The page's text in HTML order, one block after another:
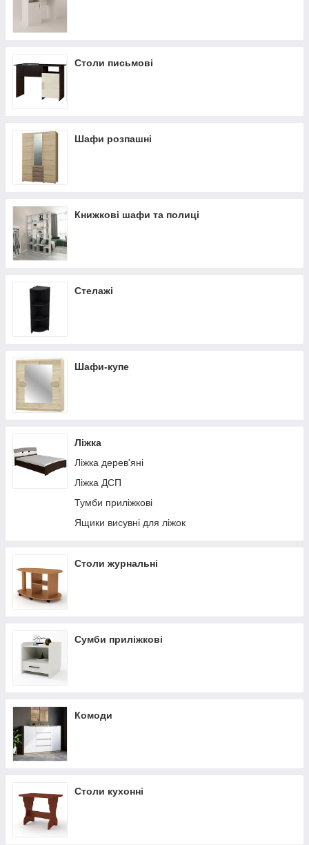
Столи письмові
Шафи розпашні
Книжкові шафи та полиці
Стелажі
Шафи-купе
Ліжка
Ліжка дерев'яні
Ліжка ДСП
Тумби приліжкові
Ящики висувні для ліжок
Столи журнальні
Сумби приліжкові
Комоди
Столи кухонні